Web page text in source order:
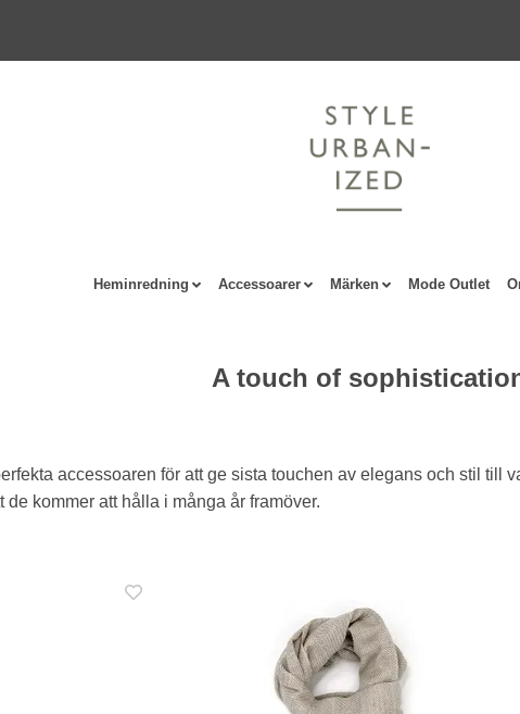
Heminredning Accessoarer Märken Mode Outlet
A touch of
accessoaren för att ge sista touchen av elegans och stil till
kommer att hålla i många år framöver.